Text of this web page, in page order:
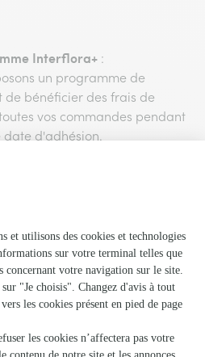
Interflora+ :
un programme de
bénéficier des frais de
vos commandes pendant
date d'adhésion.
17h30.
aussi
pour faire plaisir